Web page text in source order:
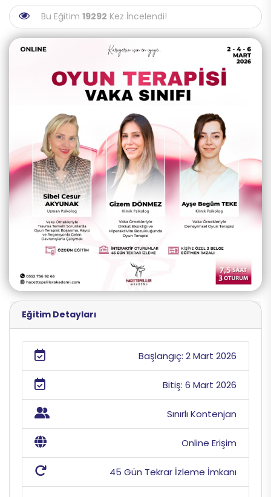
Bu Eğitim 19292 Kez İncelendi!
Eğitim Detayları
Başlangıç: 2 Mart 2026
Bitiş: 6 Mart 2026
Sınırlı Kontenjan
Online Erişim
45 Gün Tekrar İzleme İmkanı